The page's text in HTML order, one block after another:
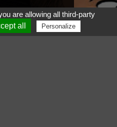
are allowing all third-party
all Personalize